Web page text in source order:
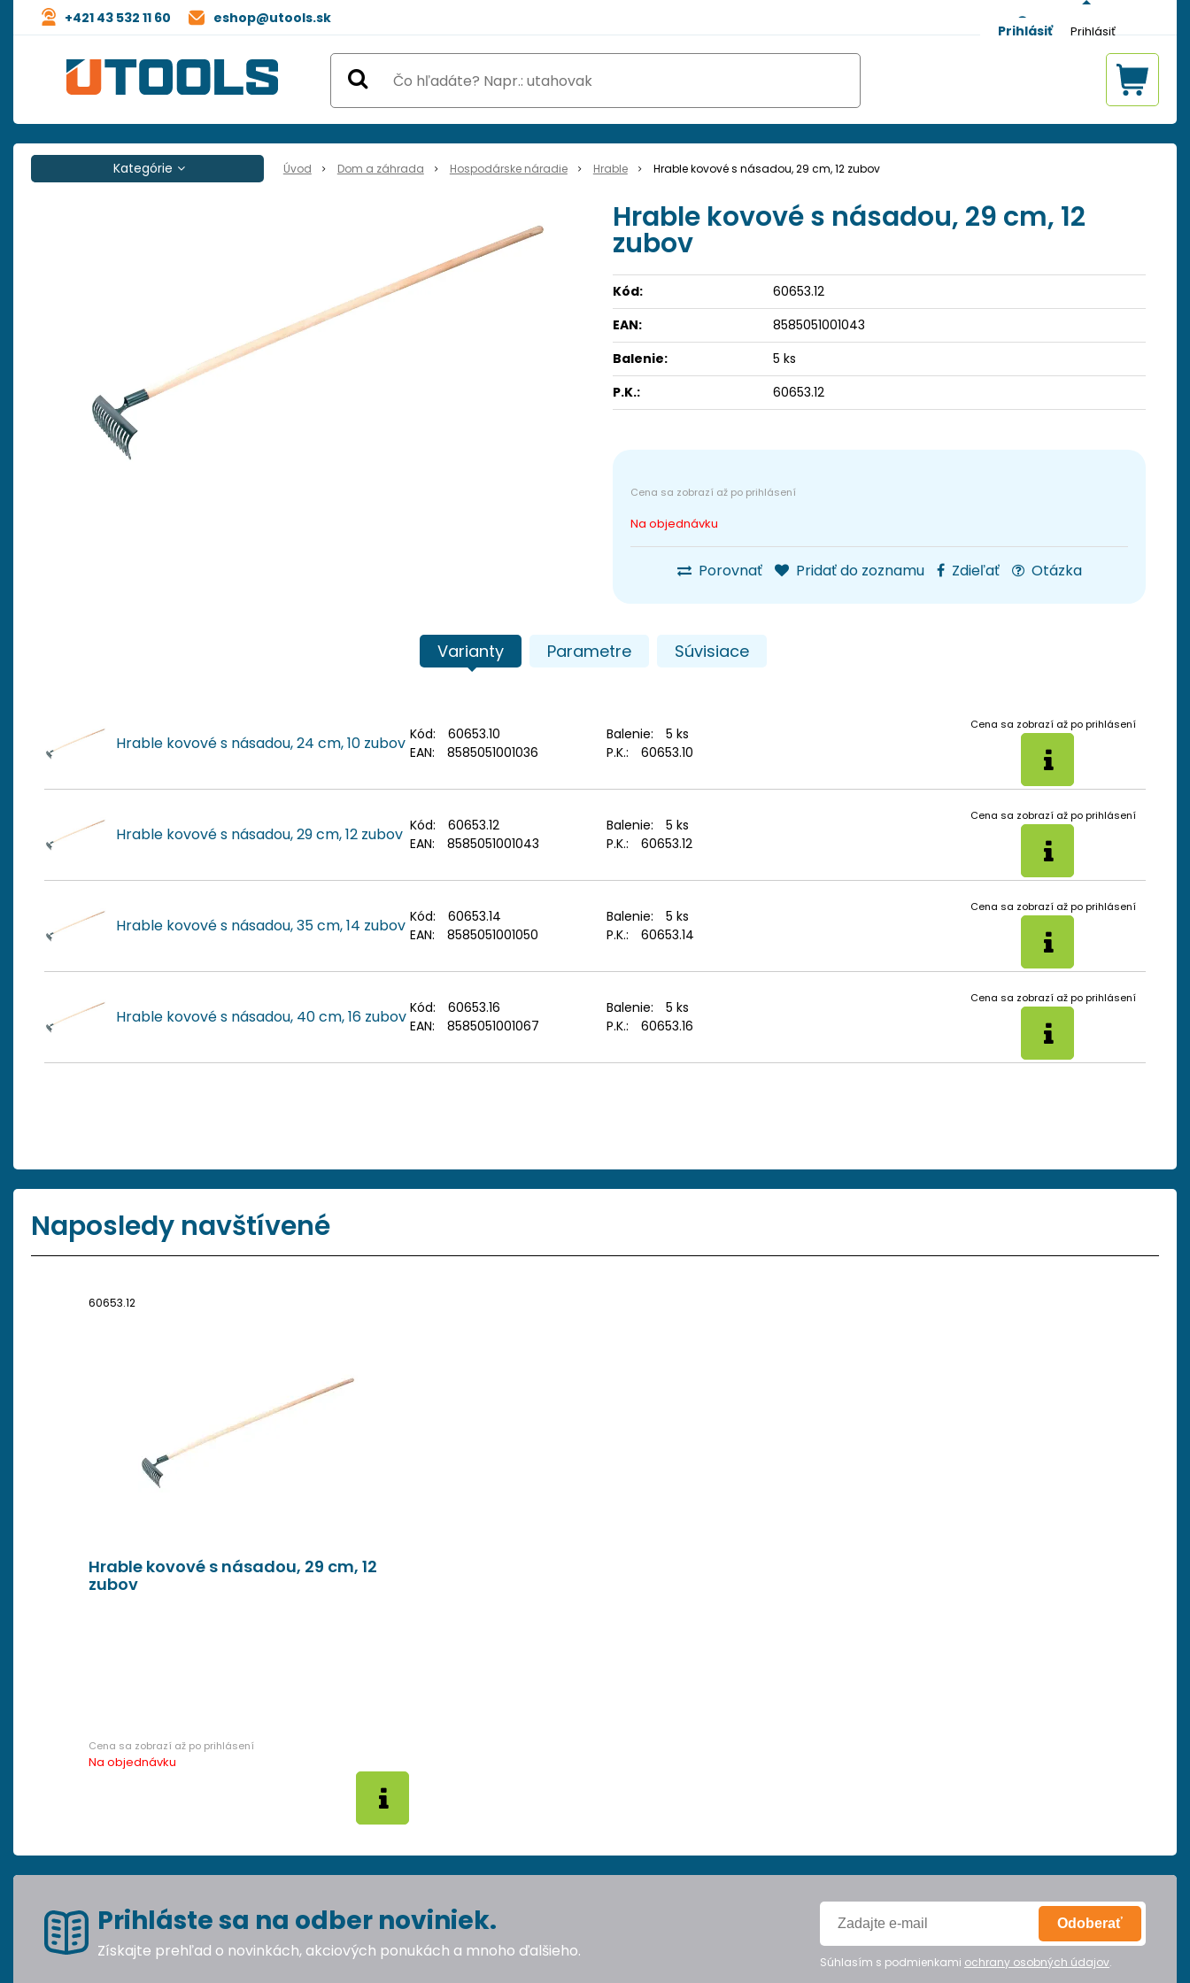
eshop@utools.sk
+421 43 532 11 60
Prihlásiť
Úvod Dom a záhrada Hospodárske náradie Hrable Hrable kovové s násadou, 29 cm, 12 zubov
Na objednávku
Porovnať Pridať do zoznamu Zdieľať Otázka
Hrable kovové s násadou, 29 cm, 12
zubov
Kód:
60653.12
EAN:
8585051001043
Balenie:
5 ks
P.K.:
60653.12
Varianty Parametre Súvisiace
Hrable kovové s násadou, 24 cm, 10 zubov Kód: 60653.10 Balenie:
5 ks
EAN:
8585051001036 P.K.: 60653.10
Hrable kovové s násadou, 29 cm, 12 zubov Kód: 60653.12 Balenie:
5 ks
EAN:
8585051001043 P.K.: 60653.12
Hrable kovové s násadou, 35 cm, 14 zubov Kód: 60653.14 Balenie:
5 ks
EAN:
8585051001050 P.K.: 60653.14
Hrable kovové s násadou, 40 cm, 16 zubov Kód: 60653.16 Balenie:
5 ks
EAN:
8585051001067 P.K.: 60653.16
Kategórie
Naposledy navštívené
60653.12
Hrable kovové s násadou, 29 cm, 12
zubov
Na objednávku
Prihláste sa na odber noviniek.
Získajte prehľad o novinkách, akciových ponukách a mnoho ďalšieho.
Odoberať
Súhlasím s podmienkami ochrany osobných údajov.